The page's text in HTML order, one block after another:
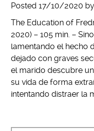
Posted17/10/2020
The Education of
2020) – 105 min. –
lamentando el hecho
dejado con graves
el marido descubre
su vida de forma
intentando distraer la